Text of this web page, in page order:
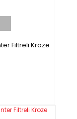
Filtreli Kroze